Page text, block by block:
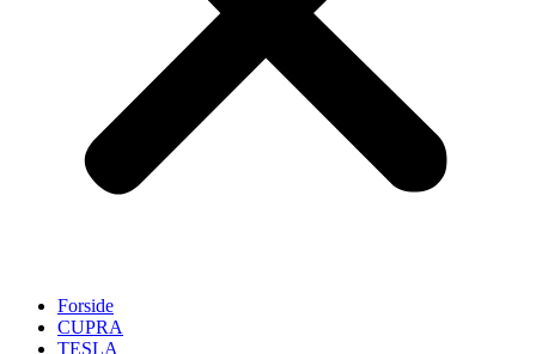
Forside
CUPRA
TESLA